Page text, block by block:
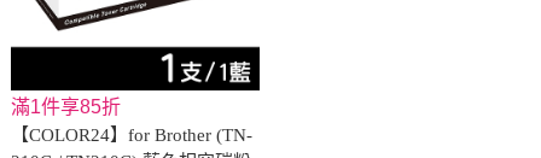
滿1件享85折
【COLOR24】for Brother (TN-